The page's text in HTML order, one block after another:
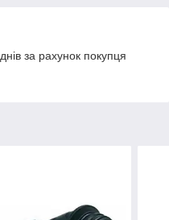
за рахунок покупця